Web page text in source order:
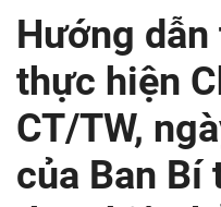
Hướng
thực hiện
CT/TW,
của Ban Bí